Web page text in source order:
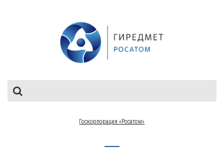
Госкорпорация «Росатом»